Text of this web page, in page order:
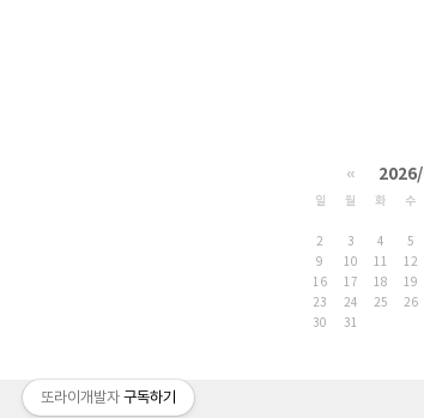
«
일 월 화 수
2
3 4 5
9
10 11 12
16
17 18 19
23
24 25 26
30
31
또라이개발자 구독하기